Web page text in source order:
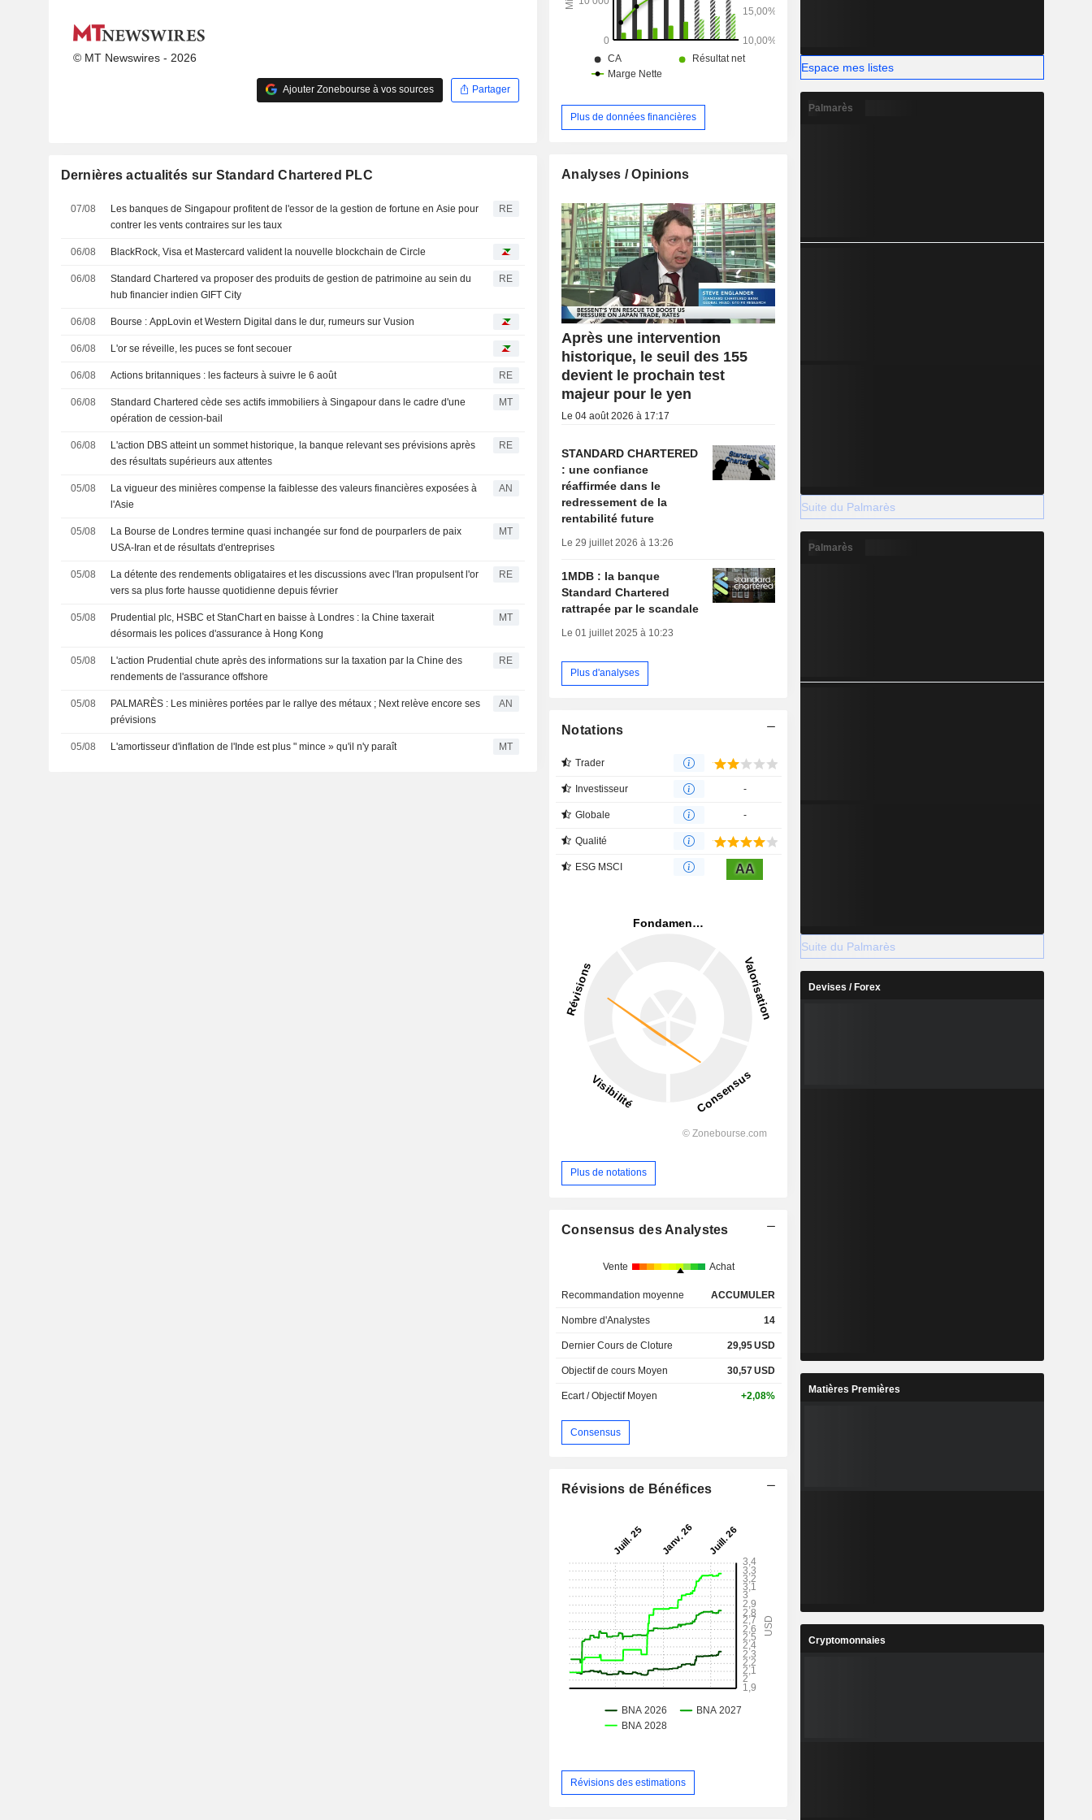
© MT Newswires - 2026
Ajouter Zonebourse à vos sources Partager
Dernières actualités sur Standard Chartered PLC
07/08
Les banques de Singapour profitent de l'essor de la gestion de fortune en Asie pour
contrer les vents contraires sur les taux
RE
06/08 BlackRock, Visa et Mastercard valident la nouvelle blockchain de Circle
06/08
Standard Chartered va proposer des produits de gestion de patrimoine au sein du
hub financier indien GIFT City
RE
06/08 Bourse : AppLovin et Western Digital dans le dur, rumeurs sur Vusion
06/08 L'or se réveille, les puces se font secouer
06/08 Actions britanniques : les facteurs à suivre le 6 août RE
06/08
Standard Chartered cède ses actifs immobiliers à Singapour dans le cadre d'une
opération de cession-bail
MT
06/08
L'action DBS atteint un sommet historique, la banque relevant ses prévisions après
des résultats supérieurs aux attentes
RE
05/08
La vigueur des minières compense la faiblesse des valeurs financières exposées à
l'Asie
AN
05/08
La Bourse de Londres termine quasi inchangée sur fond de pourparlers de paix
USA-Iran et de résultats d'entreprises
MT
05/08
La détente des rendements obligataires et les discussions avec l'Iran propulsent l'or
vers sa plus forte hausse quotidienne depuis février
RE
05/08
Prudential plc, HSBC et StanChart en baisse à Londres : la Chine taxerait
désormais les polices d'assurance à Hong Kong
MT
05/08
L'action Prudential chute après des informations sur la taxation par la Chine des
rendements de l'assurance offshore
RE
05/08
PALMARÈS : Les minières portées par le rallye des métaux ; Next relève encore ses
prévisions
AN
05/08 L'amortisseur d'inflation de l'Inde est plus " mince » qu'il n'y paraît MT
Plus de données financières
Analyses / Opinions
Après une intervention
historique, le seuil des 155
devient le prochain test
majeur pour le yen
Le 04 août 2026 à 17:17
STANDARD CHARTERED
: une confiance
réaffirmée dans le
redressement de la
rentabilité future
Le 29 juillet 2026 à 13:26
1MDB : la banque
Standard Chartered
rattrapée par le scandale
Le 01 juillet 2025 à 10:23
Plus d'analyses
Notations
Trader
Investisseur -
Globale -
Qualité
ESG MSCI AA
Plus de notations
Consensus des Analystes
Vente Achat
Recommandation moyenne ACCUMULER
Nombre d'Analystes 14
Dernier Cours de Cloture 29,95USD
Objectif de cours Moyen 30,57USD
Ecart / Objectif Moyen +2,08%
Consensus
Révisions de Bénéfices
Révisions des estimations
Espace mes listes
Palmarès
Suite du Palmarès
Palmarès
Suite du Palmarès
Devises / Forex
Matières Premières
Cryptomonnaies